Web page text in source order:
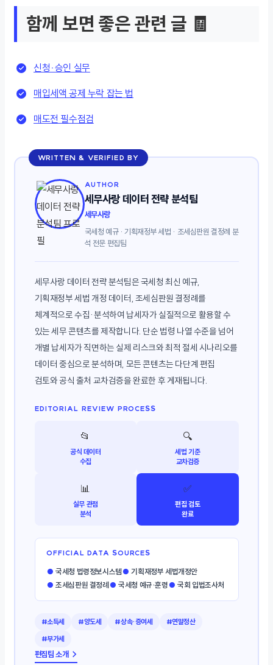
함께 보면 좋은 관련 글 🧾
신청·승인 실무
매입세액 공제 누락 잡는 법
매도전 필수점검
WRITTEN & VERIFIED BY
AUTHOR
세무사랑 데이터 전략 분석팀
세무사랑
국세청 예규 · 기획재정부 세법 · 조세심판원 결정례 분
석 전문 편집팀
세무사랑 데이터 전략 분석팀은 국세청 최신 예규,
기획재정부 세법 개정 데이터, 조세심판원 결정례를
체계적으로 수집·분석하여 납세자가 실질적으로 활용할 수
있는 세무 콘텐츠를 제작합니다. 단순 법령 나열 수준을 넘어
개별 납세자가 직면하는 실제 리스크와 최적 절세 시나리오를
데이터 중심으로 분석하며, 모든 콘텐츠는 다단계 편집
검토와 공식 출처 교차검증을 완료한 후 게재됩니다.
EDITORIAL REVIEW PROCESS
📂
공식 데이터
수집
🔍
세법 기준
교차검증
📊
실무 관점
분석
✅
편집 검토
완료
OFFICIAL DATA SOURCES
● 국세청 법령정보시스템● 기획재정부 세법개정안
● 조세심판원 결정례 ● 국세청 예규·훈령● 국회 입법조사처
#소득세 #양도세 #상속·증여세
#연말정산
#부가세
편집팀 소개 →